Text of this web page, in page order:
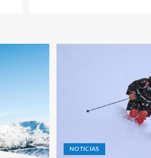
NOTICIAS